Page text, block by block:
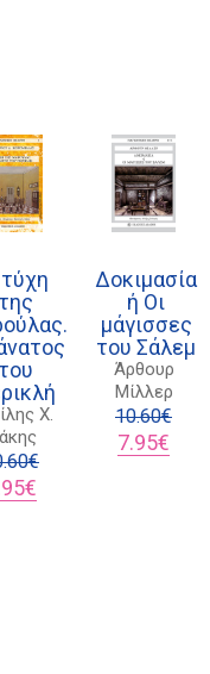
της
του
Χ.
€
€
τρέχουσα
Δοκιμασία
ή Οι
μάγισσες
του Σάλεμ
Άρθουρ
Μίλλερ
10.60€
Original
price
7.95€